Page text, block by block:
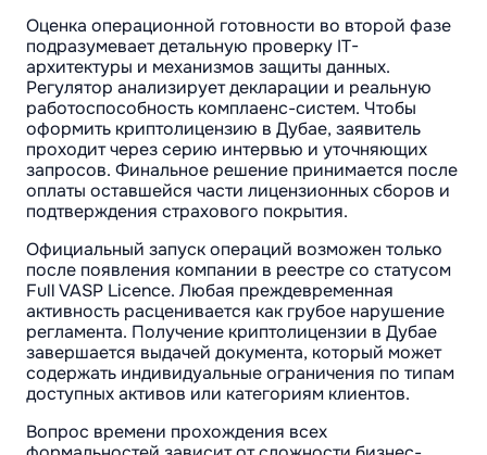
Оценка операционной готовности во второй фазе
подразумевает детальную проверку IT-
архитектуры и механизмов защиты данных.
Регулятор анализирует декларации и реальную
работоспособность комплаенс-систем. Чтобы
оформить криптолицензию в Дубае, заявитель
проходит через серию интервью и уточняющих
запросов. Финальное решение принимается после
оплаты оставшейся части лицензионных сборов и
подтверждения страхового покрытия.
Официальный запуск операций возможен только
после появления компании в реестре со статусом
Full VASP Licence. Любая преждевременная
активность расценивается как грубое нарушение
регламента. Получение криптолицензии в Дубае
завершается выдачей документа, который может
содержать индивидуальные ограничения по типам
доступных активов или категориям клиентов.
Вопрос времени прохождения всех